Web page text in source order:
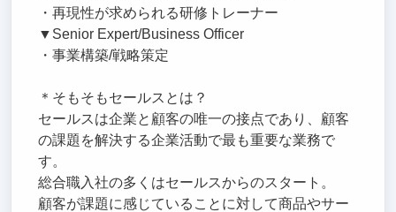
・再現性が求められる研修トレーナー
▼Senior Expert/Business Officer
・事業構築/戦略策定
＊そもそもセールスとは？
セールスは企業と顧客の唯一の接点であり、顧客
の課題を解決する企業活動で最も重要な業務で
す。
総合職入社の多くはセールスからのスタート。
顧客が課題に感じていることに対して商品やサー